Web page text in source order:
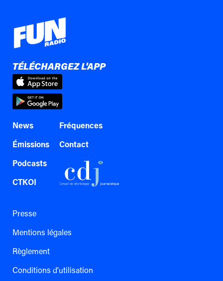
TÉLÉCHARGEZ L'APP
News
Émissions
Podcasts
CTKOI
Fréquences
Contact
Presse
Mentions légales
Règlement
Conditions d'utilisation